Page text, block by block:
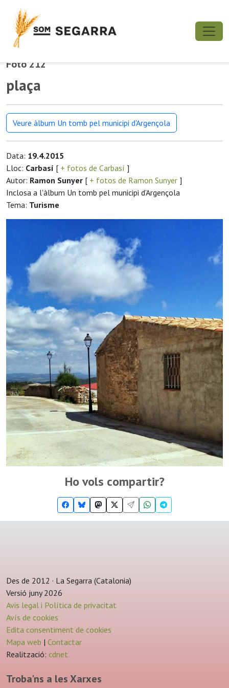
Foto 212
plaça
Veure àlbum Un tomb pel municipi d'Argençola
Data: 19.4.2015
Lloc: Carbasí [ + fotos de Carbasí ]
Autor: Ramon Sunyer [ + fotos de Ramon Sunyer ]
Inclosa a l'àlbum Un tomb pel municipi d'Argençola
Tema: Turisme
Ho vols compartir?
Des de 2012 · La Segarra (Catalonia)
Versió juny 2026
Avis legal i Política de privacitat
Avís de cookies
Edita consentiment de cookies
Mapa web | Contactar
Realització: cdnet
Troba'ns a les Xarxes